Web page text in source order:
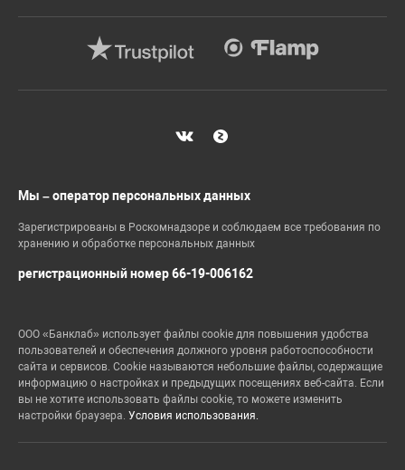
Мы – оператор персональных данных
Зарегистрированы в Роскомнадзоре и соблюдаем все требования по
хранению и обработке персональных данных
регистрационный номер 66-19-006162
ООО «Банклаб» использует файлы cookie для повышения удобства
пользователей и обеспечения должного уровня работоспособности
сайта и сервисов. Cookie называются небольшие файлы, содержащие
информацию о настройках и предыдущих посещениях веб-сайта. Если
вы не хотите использовать файлы cookie, то можете изменить
настройки браузера. Условия использования.